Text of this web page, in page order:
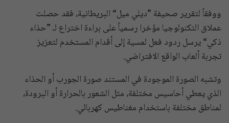
ووفقاً لتقرير صحيفة ”ديلي ميل“ البريطانية، فقد حصلت
عملاق التكنولوجيا مؤخرا رسمياً على براءة اختراع لـ ”حذاء
ذكي“ يرسل ردود فعل لمسية إلى أقدام المستخدم لتعزيز
تجربة ألعاب الواقع الافتراضي.
وتشبه الصورة الموجودة في المستند صورة الجورب أو الحذاء
الذي يعطي أحاسيس مختلفة، مثل الشعور بالحرارة أو البرودة،
لمناطق مختلفة باستخدام مغناطيس كهربائي.